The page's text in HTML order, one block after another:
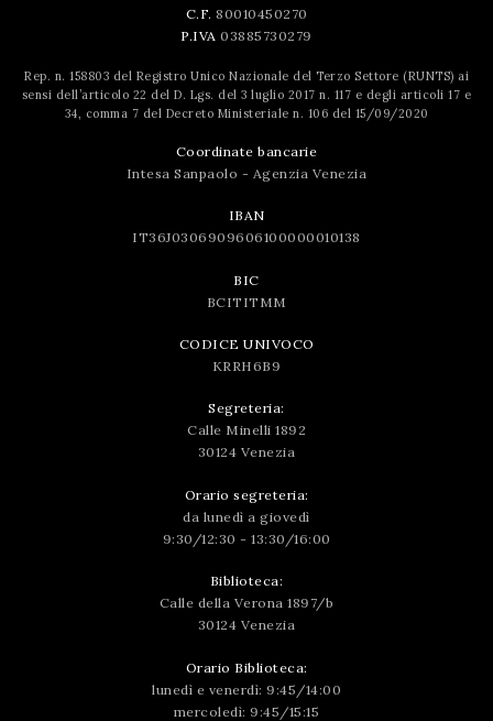
C.F. 80010450270
P.IVA 03885730279
Rep. n. 158803 del Registro Unico Nazionale del Terzo Settore (RUNTS) ai
sensi dell’articolo 22 del D. Lgs. del 3 luglio 2017 n. 117 e degli articoli 17 e
34, comma 7 del Decreto Ministeriale n. 106 del 15/09/2020
Coordinate bancarie
Intesa Sanpaolo - Agenzia Venezia
IBAN
IT36J0306909606100000010138
BIC
BCITITMM
CODICE UNIVOCO
KRRH6B9
Segreteria:
Calle Minelli 1892
30124 Venezia
Orario segreteria:
da lunedì a giovedì
9:30/12:30 - 13:30/16:00
Biblioteca:
Calle della Verona 1897/b
30124 Venezia
Orario Biblioteca:
lunedì e venerdì: 9:45/14:00
mercoledì: 9:45/15:15